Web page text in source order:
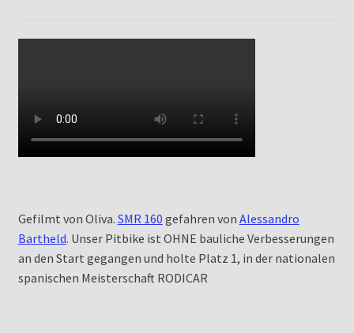
Gefilmt von Oliva. SMR 160 gefahren von Alessandro
Bartheld. Unser Pitbike ist OHNE bauliche Verbesserungen
an den Start gegangen und holte Platz 1, in der nationalen
spanischen Meisterschaft RODICAR